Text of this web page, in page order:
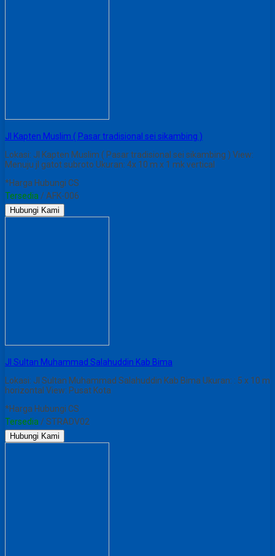
Jl Kapten Muslim ( Pasar tradisional sei sikambing )
Lokasi: Jl Kapten Muslim ( Pasar tradisional sei sikambing ) View:
Menuju jl gatot subroto Ukuran: 4x 10 m x 1 mk vertical
*Harga Hubungi CS
Tersedia / AFK-006
Hubungi Kami
JI Sultan Muhammad Salahuddin Kab Bima
Lokasi: JI Sultan Muhammad Salahuddin Kab Bima Ukuran: : 5 x 10 m
horizontal View: Pusat Kota
*Harga Hubungi CS
Tersedia / STRADV02
Hubungi Kami